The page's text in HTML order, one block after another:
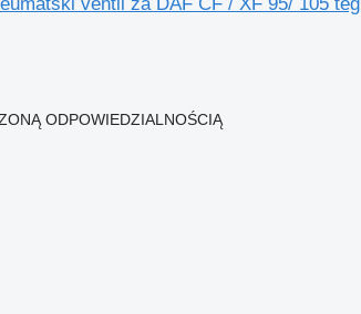
ODPOWIEDZIALNOŚCIĄ